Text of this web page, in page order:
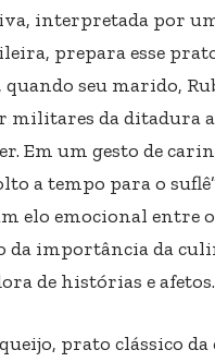
interpretada por
prepara esse
seu marido,
militares da ditadura
Em um gesto de
a tempo para o
elo emocional entre
da importância da
de histórias e afetos.
queijo, prato clássico